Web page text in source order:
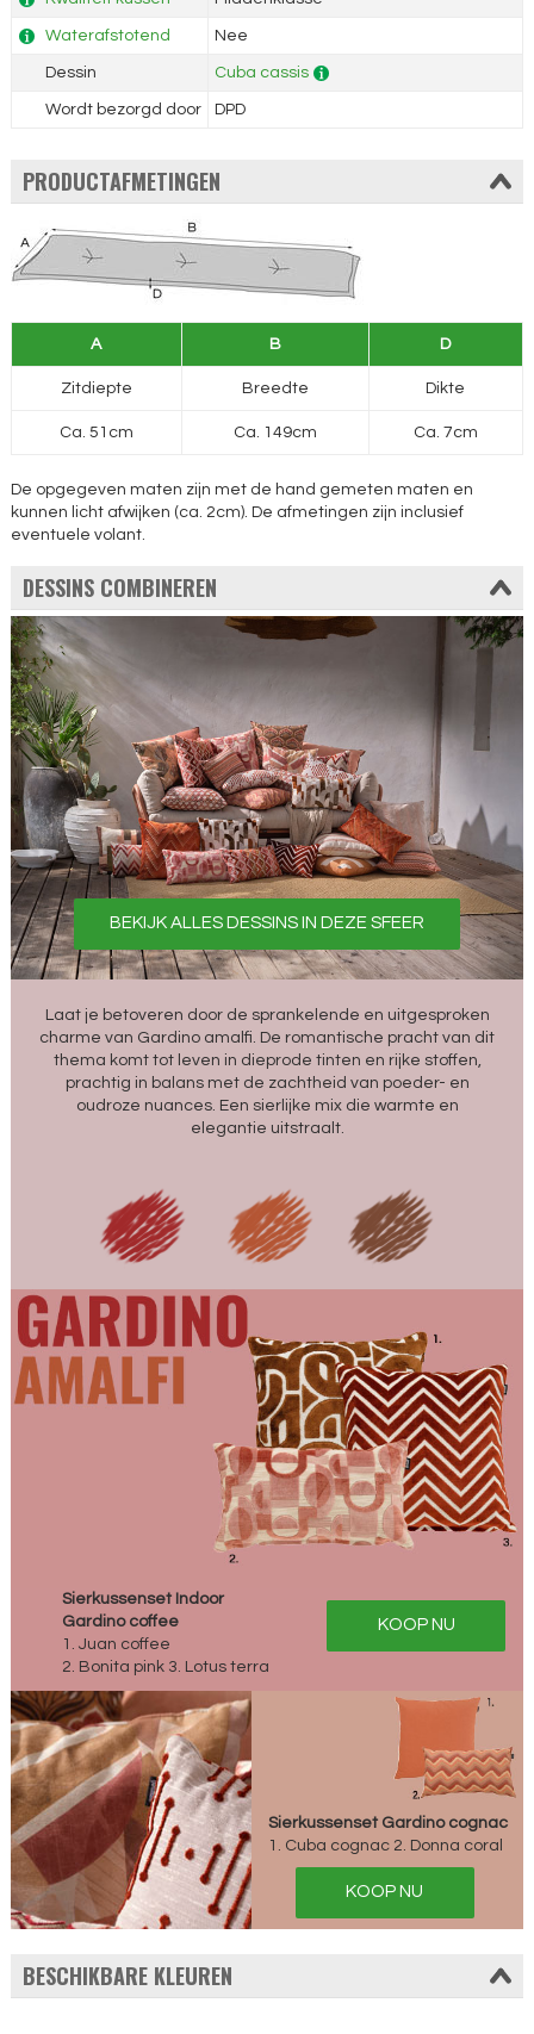
Waterafstotend Nee
Dessin Cuba cassis
Wordt bezorgd door DPD
PRODUCTAFMETINGEN
A B D
Zitdiepte Breedte Dikte
Ca. 51cm Ca. 149cm Ca. 7cm
De opgegeven maten zijn met de hand gemeten maten en
kunnen licht afwijken (ca. 2cm). De afmetingen zijn inclusief
eventuele volant.
DESSINS COMBINEREN
BEKIJK ALLES DESSINS IN DEZE SFEER
Laat je betoveren door de sprankelende en uitgesproken
charme van Gardino amalfi. De romantische pracht van dit
thema komt tot leven in dieprode tinten en rijke stoffen,
prachtig in balans met de zachtheid van poeder- en
oudroze nuances. Een sierlijke mix die warmte en
elegantie uitstraalt.
Sierkussenset Indoor
Gardino coffee
1. Juan coffee
2. Bonita pink 3. Lotus terra
KOOP NU
Sierkussenset Gardino cognac
1. Cuba cognac 2. Donna coral
KOOP NU
BESCHIKBARE KLEUREN